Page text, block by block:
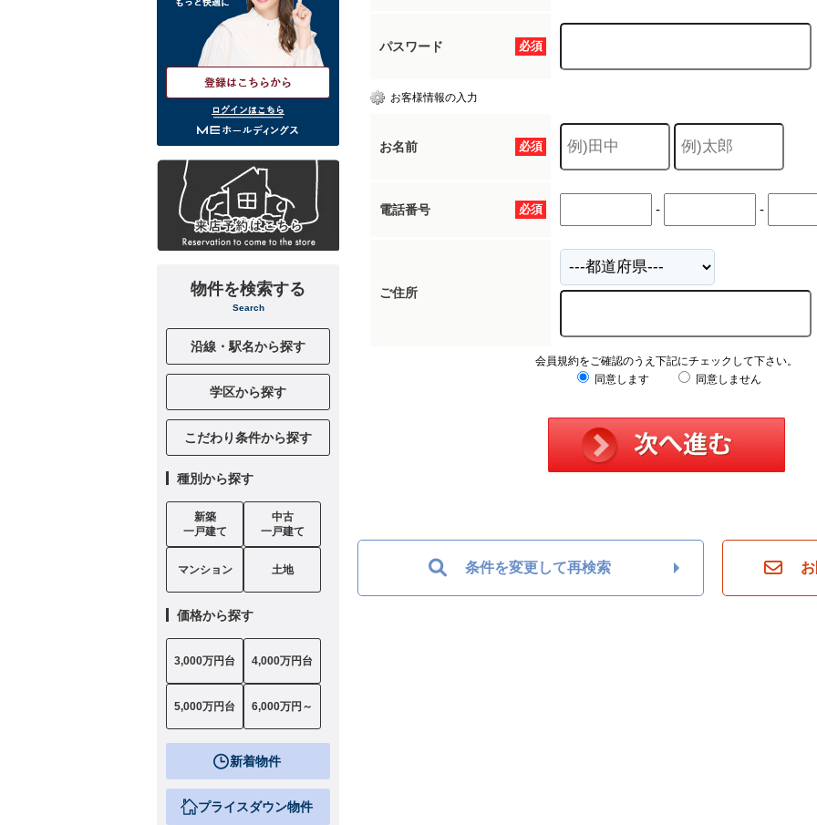
必須
パスワード
お客様情報の入力
必須
お名前
必須
電話番号 - -
ご住所
会員規約をご確認のうえ下記にチェックして下さい。
同意します
同意しません
条件を変更して再検索
ログインはこちら
物件を検索する
Search
沿線・駅名から探す
学区から探す
こだわり条件から探す
種別から探す
新築
一戸建て
中古
一戸建て
マンション 土地
価格から探す
3,000万円台 4,000万円台
5,000万円台 6,000万円～
新着物件
プライスダウン物件